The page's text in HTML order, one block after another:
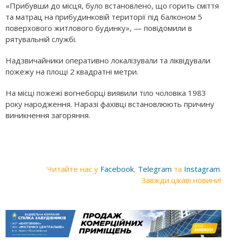
«Прибувши до місця, було встановлено, що горить сміття
та матрац на прибудинковій території під балконом 5
поверхового житлового будинку», — повідомили в
рятувальній службі.
Надзвичайники оперативно локалізували та ліквідували
пожежу на площі 2 квадратні метри.
На місці пожежі вогнеборці виявили тіло чоловіка 1983
року народження. Наразі фахівці встановлюють причину
виникнення загоряння.
Читайте нас у Facebook, Telegram та Instagram.
Завжди цікаві новини!